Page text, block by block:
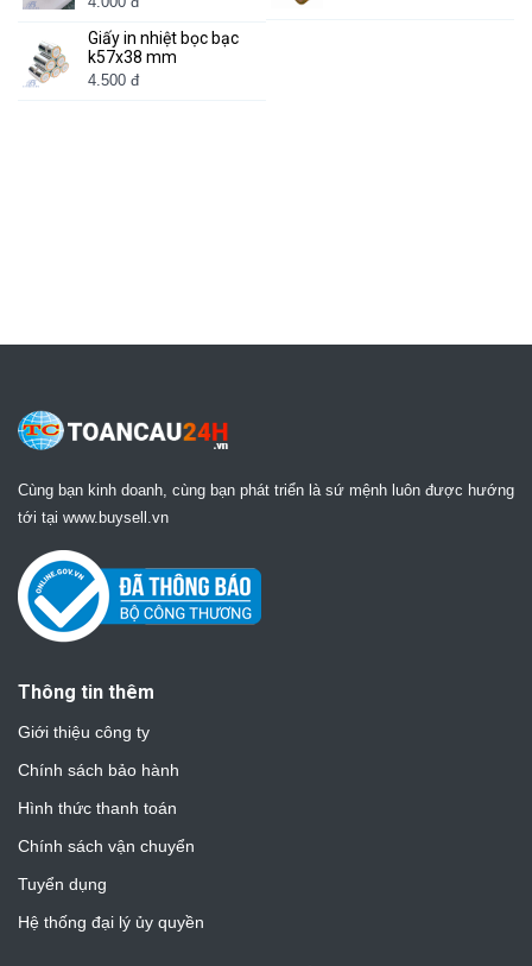
Giấy in nhiệt bọc bạc
k57x38 mm
4.500 đ
Cùng bạn kinh doanh, cùng bạn phát triển là sứ mệnh luôn được hướng
tới tại www.buysell.vn
Thông tin thêm
Giới thiệu công ty
Chính sách bảo hành
Hình thức thanh toán
Chính sách vận chuyển
Tuyển dụng
Hệ thống đại lý ủy quyền